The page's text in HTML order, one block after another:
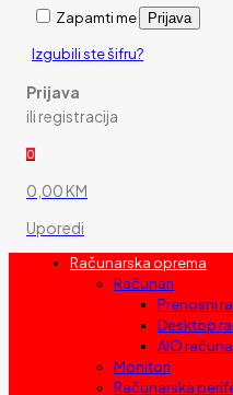
Zapamti me Prijava
Izgubili ste šifru?
Prijava
ili registracija
0
0,00 KM
Uporedi
Računarska oprema
Računari
Prenosni
Desktop
AIO
Monitori
Računarska